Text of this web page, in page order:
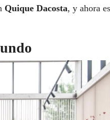
Quique Dacosta, y ahora